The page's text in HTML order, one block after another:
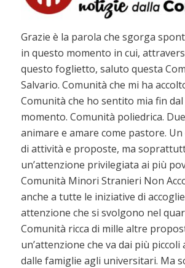
Grazie è la parola che sgorga
in questo momento in cui,
questo foglietto, saluto questa
Salvario. Comunità che mi ha
Comunità che ho sentito mia fin
momento. Comunità poliedrica.
animare e amare come pastore.
di attività e proposte, ma
un’attenzione privilegiata ai più
Comunità Minori Stranieri Non
anche a tutte le iniziative di
attenzione che si svolgono nel
Comunità ricca di mille altre
un’attenzione che va dai più piccoli
dalle famiglie agli universitari. Ma